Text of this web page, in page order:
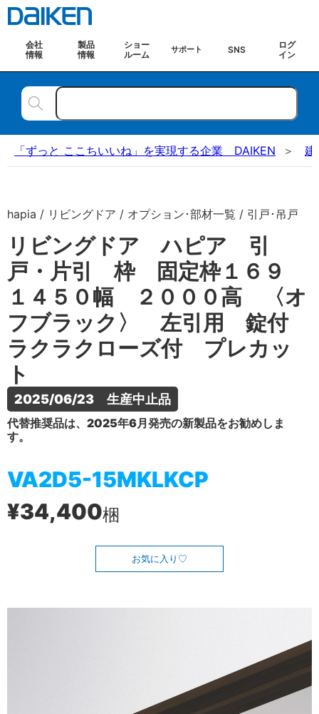
会社
情報
製品
情報
ショー
ルーム
サポート SNS
ログ
イン
「ずっと ここちいいね」を実現する企業 DAIKEN 建
hapia / リビングドア / オプション･部材一覧 / 引戸･吊戸
リビングドア ハピア 引
戸・片引 枠 固定枠１６９
１４５０幅 ２０００高 〈オ
フブラック〉 左引用 錠付
ラクラクローズ付 プレカッ
ト
2025/06/23　生産中止品
代替推奨品は、2025年6月発売の新製品をお勧めしま
す。
VA2D5-15MKLKCP
¥34,400梱
お気に入り